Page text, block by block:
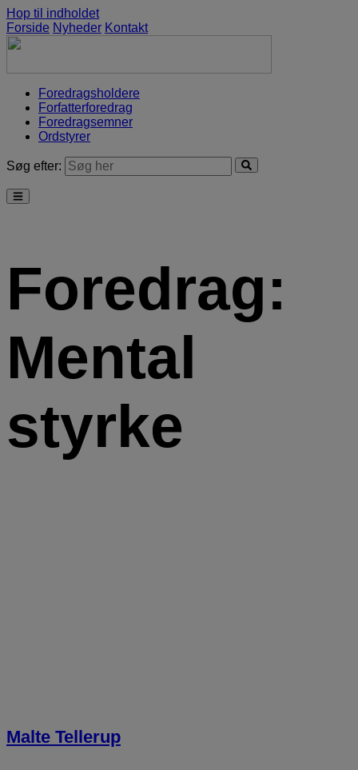
Hop til indholdet
Forside Nyheder Kontakt
Foredragsholdere
Forfatterforedrag
Foredragsemner
Ordstyrer
Søg efter:
Foredrag:
Mental
styrke
Malte Tellerup